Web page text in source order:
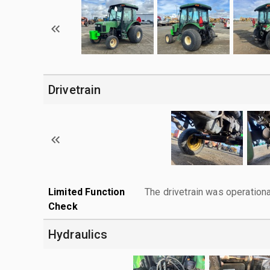
Drivetrain
Limited Function
Check
The drivetrain was
Hydraulics